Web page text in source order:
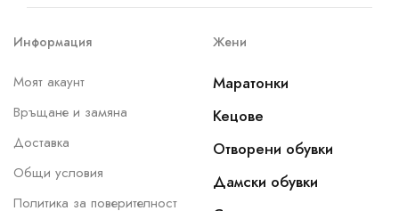
Информация
Моят акаунт
Връщане и замяна
Доставка
Общи условия
Политика за поверителност
Жени
Маратонки
Кецове
Отворени обувки
Дамски обувки